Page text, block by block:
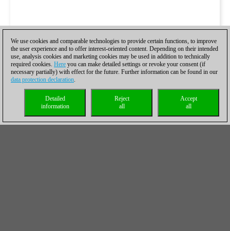
We use cookies and comparable technologies to provide certain functions, to improve
the user experience and to offer interest-oriented content. Depending on their intended
use, analysis cookies and marketing cookies may be used in addition to technically
required cookies. Here you can make detailed settings or revoke your consent (if
necessary partially) with effect for the future. Further information can be found in our
data protection declaration.
Accept
all
Reject
all
Detailed
information